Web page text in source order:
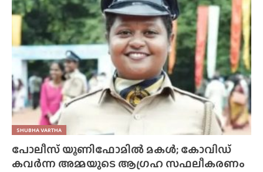
SHUBHA VARTHA
പോലീസ് യൂണിഫോമിൽ മകൾ; കോവിഡ്
കവർന്ന അമ്മയുടെ ആഗ്രഹ സഫലീകരണം